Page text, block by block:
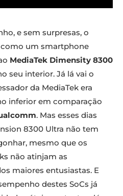
e sem surpresas, o
como um smartphone
MediaTek Dimensity 8300
seu interior. Já lá vai o
da MediaTek era
inferior em comparação
. Mas esses dias
8300 Ultra não tem
mesmo que os
não atinjam as
maiores entusiastas. E
destes SoCs já